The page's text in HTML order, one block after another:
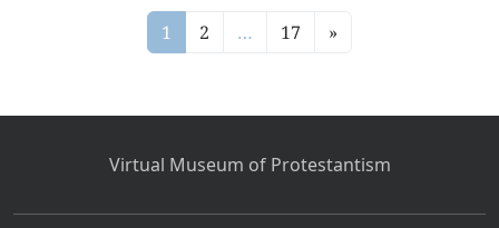
1 2 … 17 »
Virtual Museum of Protestantism